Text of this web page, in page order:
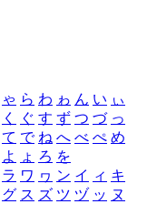
ゃ ら わ ゎ ん い ぃ
く ぐ す ず つ づ っ
て で ね へ べ ぺ め
よ ょ ろ を
ラ ワ ヮ ン イ ィ キ
グ ス ズ ツ ヅ ッ ヌ